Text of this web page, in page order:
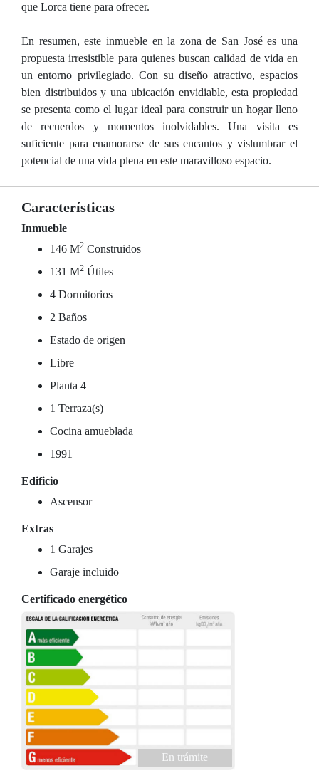
que Lorca tiene para ofrecer.
En resumen, este inmueble en la zona de San José es una
propuesta irresistible para quienes buscan calidad de vida en
un entorno privilegiado. Con su diseño atractivo, espacios
bien distribuidos y una ubicación envidiable, esta propiedad
se presenta como el lugar ideal para construir un hogar lleno
de recuerdos y momentos inolvidables. Una visita es
suficiente para enamorarse de sus encantos y vislumbrar el
potencial de una vida plena en este maravilloso espacio.
Características
Inmueble
146 M2 Construidos
131 M2 Útiles
4 Dormitorios
2 Baños
Estado de origen
Libre
Planta 4
1 Terraza(s)
Cocina amueblada
1991
Edificio
Ascensor
Extras
1 Garajes
Garaje incluido
Certificado energético
En trámite